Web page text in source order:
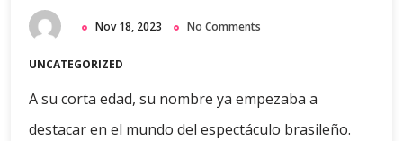
Nov 18, 2023 No Comments
UNCATEGORIZED
A su corta edad, su nombre ya empezaba a
destacar en el mundo del espectáculo brasileño.